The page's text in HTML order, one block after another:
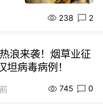
238 2
浪来袭！烟草业征
病毒病例！
745 0